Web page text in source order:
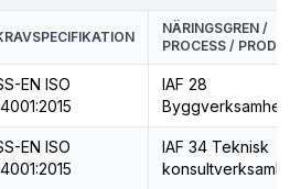
NÄRINGSGREN /
PROCESS /
EN ISO
IAF 28
Byggverksamhet
EN ISO
IAF 34 Teknisk